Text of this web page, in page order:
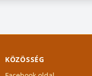
KÖZÖSSÉG